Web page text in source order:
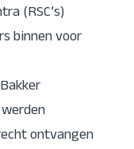
(RSC’s)
binnen voor
ontvangen